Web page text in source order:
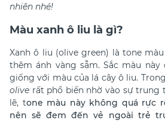
nhiên nhé!
Màu xanh ô liu là gì?
Xanh ô liu (olive green) là tone
thêm ánh vàng sẫm. Sắc màu
giống với màu của lá cây ô liu.
olive rất phổ biến nhờ vào sự trung
lẽ, tone màu này không quá rực
nên sẽ đem đến vẻ ngoài trẻ